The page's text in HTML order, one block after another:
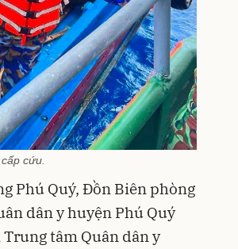
cứu.
Phú Quý, Đồn Biên phòng
dân y huyện Phú Quý
tâm Quân dân y